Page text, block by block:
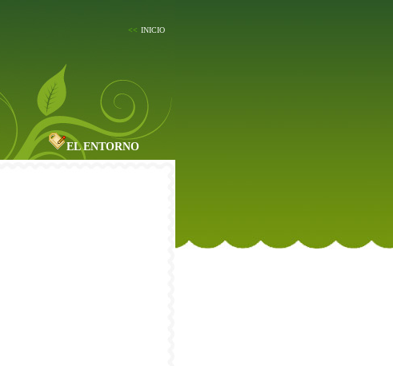
<< INICIO
EL ENTORNO